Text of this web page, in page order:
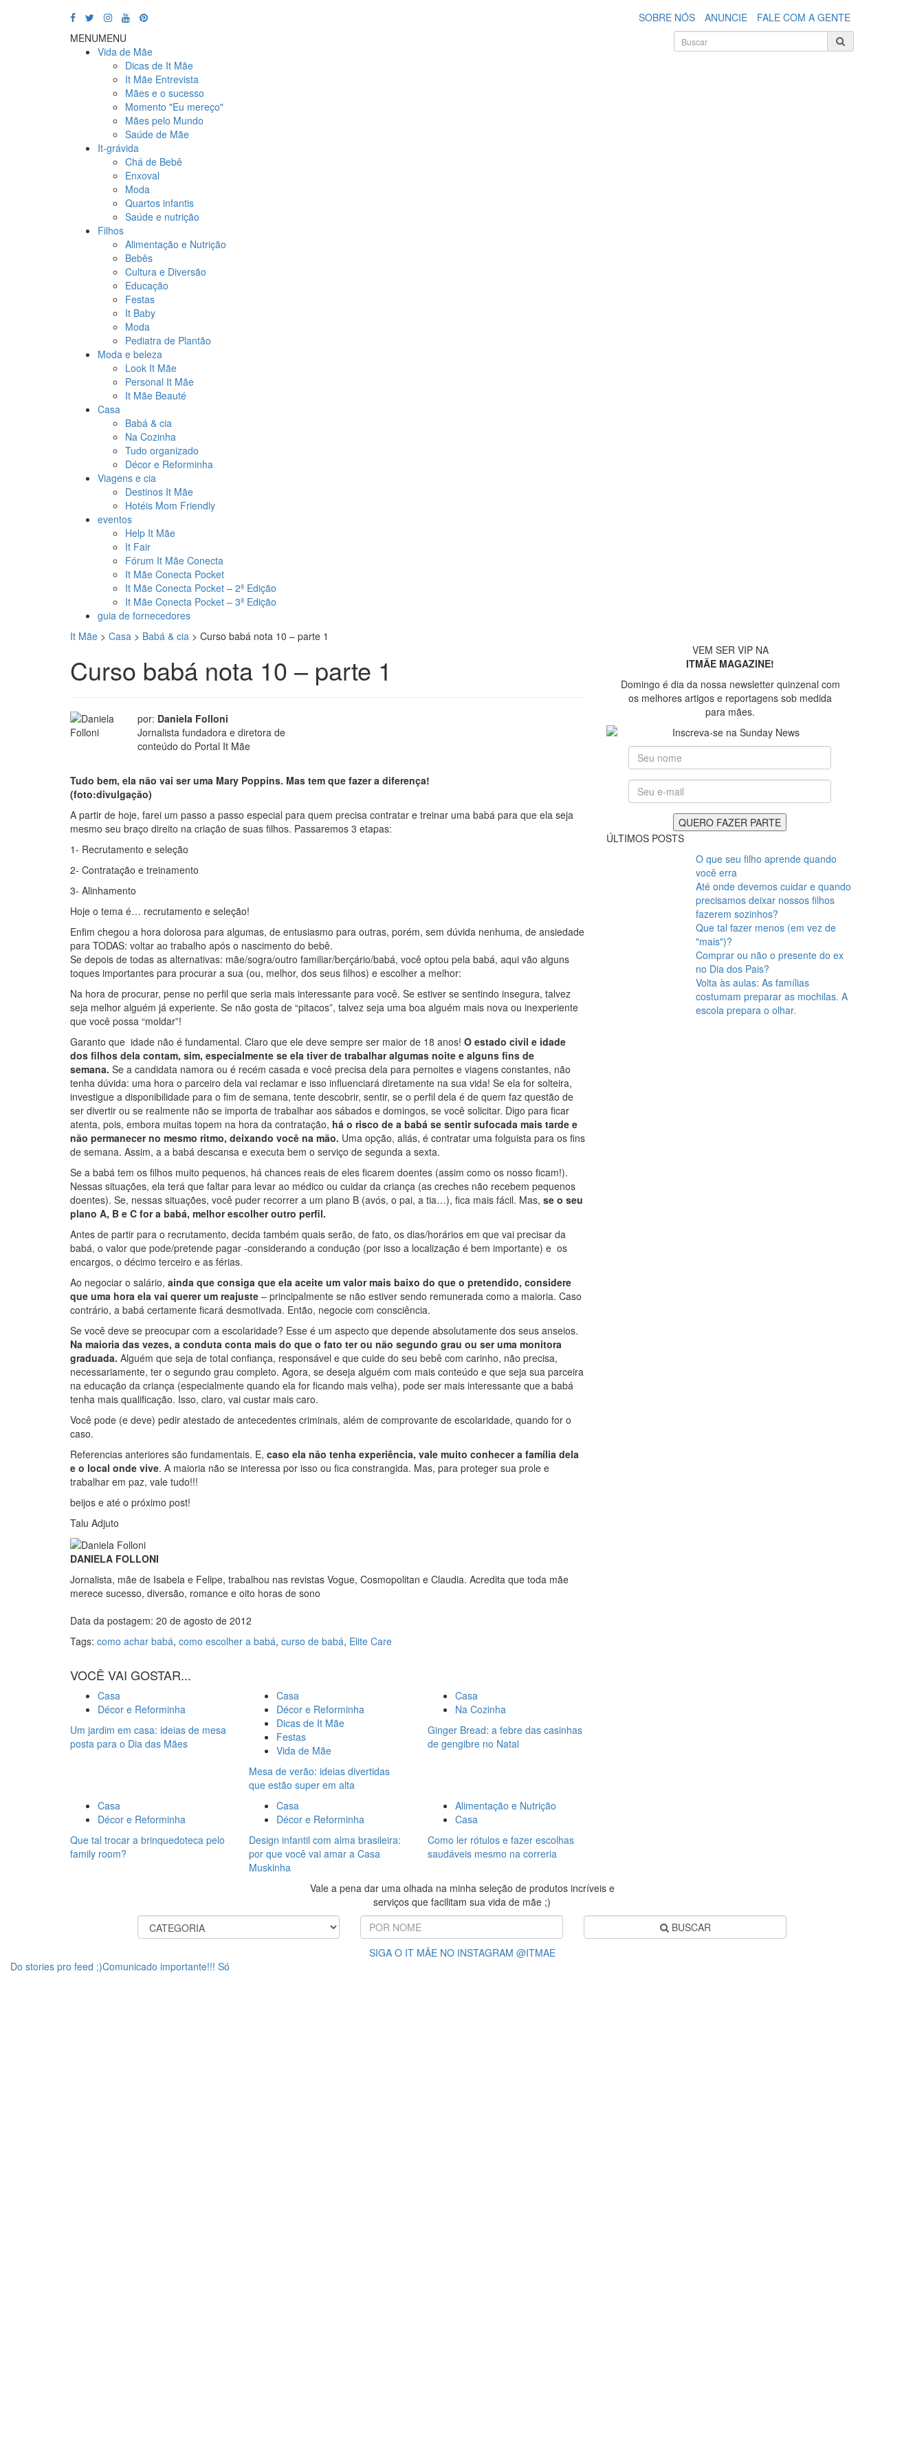
SOBRE NÓS ANUNCIE
FALE COM A GENTE
MENUMENU
Vida de Mãe
Dicas de It Mãe
It Mãe Entrevista
Mães e o sucesso
Momento "Eu mereço"
Mães pelo Mundo
Saúde de Mãe
It-grávida
Chá de Bebê
Enxoval
Moda
Quartos infantis
Saúde e nutrição
Filhos
Alimentação e Nutrição
Bebês
Cultura e Diversão
Educação
Festas
It Baby
Moda
Pediatra de Plantão
Moda e beleza
Look It Mãe
Personal It Mãe
It Mãe Beauté
Casa
Babá & cia
Na Cozinha
Tudo organizado
Décor e Reforminha
Viagens e cia
Destinos It Mãe
Hotéis Mom Friendly
eventos
Help It Mãe
It Fair
Fórum It Mãe Conecta
It Mãe Conecta Pocket
It Mãe Conecta Pocket – 2ª Edição
It Mãe Conecta Pocket – 3ª Edição
guia de fornecedores
It Mãe > Casa > Babá & cia > Curso babá nota 10 – parte 1
Curso babá nota 10 – parte 1
por: Daniela Folloni
Jornalista fundadora e diretora de
conteúdo do Portal It Mãe
Tudo bem, ela não vai ser uma Mary Poppins. Mas tem que fazer a diferença!
(foto:divulgação)
A partir de hoje, farei um passo a passo especial para quem precisa contratar e treinar uma babá para que ela seja
mesmo seu braço direito na criação de suas filhos. Passaremos 3 etapas:
1- Recrutamento e seleção
2- Contratação e treinamento
3- Alinhamento
Hoje o tema é… recrutamento e seleção!
Enfim chegou a hora dolorosa para algumas, de entusiasmo para outras, porém, sem dúvida nenhuma, de ansiedade
para TODAS: voltar ao trabalho após o nascimento do bebê.
Se depois de todas as alternativas: mãe/sogra/outro familiar/berçário/babá, você optou pela babá, aqui vão alguns
toques importantes para procurar a sua (ou, melhor, dos seus filhos) e escolher a melhor:
Na hora de procurar, pense no perfil que seria mais interessante para você. Se estiver se sentindo insegura, talvez
seja melhor alguém já experiente. Se não gosta de “pitacos”, talvez seja uma boa alguém mais nova ou inexperiente
que você possa “moldar”!
Garanto que idade não é fundamental. Claro que ele deve sempre ser maior de 18 anos! O estado civil e idade
dos filhos dela contam, sim, especialmente se ela tiver de trabalhar algumas noite e alguns fins de
semana. Se a candidata namora ou é recém casada e você precisa dela para pernoites e viagens constantes, não
tenha dúvida: uma hora o parceiro dela vai reclamar e isso influenciará diretamente na sua vida! Se ela for solteira,
investigue a disponibilidade para o fim de semana, tente descobrir, sentir, se o perfil dela é de quem faz questão de
ser divertir ou se realmente não se importa de trabalhar aos sábados e domingos, se você solicitar. Digo para ficar
atenta, pois, embora muitas topem na hora da contratação, há o risco de a babá se sentir sufocada mais tarde e
não permanecer no mesmo ritmo, deixando você na mão. Uma opção, aliás, é contratar uma folguista para os fins
de semana. Assim, a a babá descansa e executa bem o serviço de segunda a sexta.
Se a babá tem os filhos muito pequenos, há chances reais de eles ficarem doentes (assim como os nosso ficam!).
Nessas situações, ela terá que faltar para levar ao médico ou cuidar da criança (as creches não recebem pequenos
doentes). Se, nessas situações, você puder recorrer a um plano B (avós, o pai, a tia…), fica mais fácil. Mas, se o seu
plano A, B e C for a babá, melhor escolher outro perfil.
Antes de partir para o recrutamento, decida também quais serão, de fato, os dias/horários em que vai precisar da
babá, o valor que pode/pretende pagar -considerando a condução (por isso a localização é bem importante) e os
encargos, o décimo terceiro e as férias.
Ao negociar o salário, ainda que consiga que ela aceite um valor mais baixo do que o pretendido, considere
que uma hora ela vai querer um reajuste – principalmente se não estiver sendo remunerada como a maioria. Caso
contrário, a babá certamente ficará desmotivada. Então, negocie com consciência.
Se você deve se preocupar com a escolaridade? Esse é um aspecto que depende absolutamente dos seus anseios.
Na maioria das vezes, a conduta conta mais do que o fato ter ou não segundo grau ou ser uma monitora
graduada. Alguém que seja de total confiança, responsável e que cuide do seu bebê com carinho, não precisa,
necessariamente, ter o segundo grau completo. Agora, se deseja alguém com mais conteúdo e que seja sua parceira
na educação da criança (especialmente quando ela for ficando mais velha), pode ser mais interessante que a babá
tenha mais qualificação. Isso, claro, vai custar mais caro.
Você pode (e deve) pedir atestado de antecedentes criminais, além de comprovante de escolaridade, quando for o
caso.
Referencias anteriores são fundamentais. E, caso ela não tenha experiência, vale muito conhecer a família dela
e o local onde vive. A maioria não se interessa por isso ou fica constrangida. Mas, para proteger sua prole e
trabalhar em paz, vale tudo!!!
beijos e até o próximo post!
Talu Adjuto
DANIELA FOLLONI
Jornalista, mãe de Isabela e Felipe, trabalhou nas revistas Vogue, Cosmopolitan e Claudia. Acredita que toda mãe
merece sucesso, diversão, romance e oito horas de sono
Data da postagem: 20 de agosto de 2012
Tags: como achar babá, como escolher a babá, curso de babá, Elite Care
VOCÊ VAI GOSTAR...
Casa
Décor e Reforminha
Um jardim em casa: ideias de mesa
posta para o Dia das Mães
Casa
Décor e Reforminha
Dicas de It Mãe
Festas
Vida de Mãe
Mesa de verão: ideias divertidas
que estão super em alta
Casa
Na Cozinha
Ginger Bread: a febre das casinhas
de gengibre no Natal
Casa
Décor e Reforminha
Que tal trocar a brinquedoteca pelo
family room?
Casa
Décor e Reforminha
Design infantil com alma brasileira:
por que você vai amar a Casa
Muskinha
Alimentação e Nutrição
Casa
Como ler rótulos e fazer escolhas
saudáveis mesmo na correria
VEM SER VIP NA
ITMÃE MAGAZINE!
Domingo é dia da nossa newsletter quinzenal com
os melhores artigos e reportagens sob medida
para mães.
ÚLTIMOS POSTS
O que seu filho aprende quando
você erra
Até onde devemos cuidar e quando
precisamos deixar nossos filhos
fazerem sozinhos?
Que tal fazer menos (em vez de
"mais")?
Comprar ou não o presente do ex
no Dia dos Pais?
Volta às aulas: As famílias
costumam preparar as mochilas. A
escola prepara o olhar.
Vale a pena dar uma olhada na minha seleção de produtos incríveis e
serviços que facilitam sua vida de mãe ;)
BUSCAR
SIGA O IT MÃE NO INSTAGRAM @ITMAE
Do stories pro feed ;)Comunicado importante!!! Só